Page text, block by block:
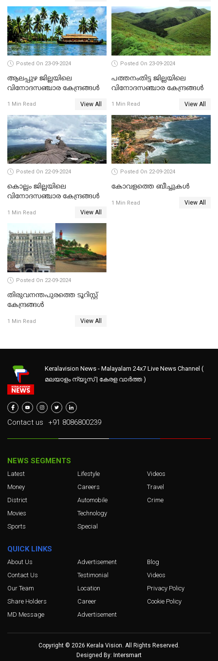
Posted On 23-09-2024
ആലപ്പുഴ ജില്ലയിലെ
വിനോദസഞ്ചാര കേന്ദ്രങ്ങൾ
1 Min Read View All
Posted On 23-09-2024
പത്തനംതിട്ട ജില്ലയിലെ
വിനോദസഞ്ചാര കേന്ദ്രങ്ങൾ
1 Min Read View All
Posted On 22-09-2024
കൊല്ലം ജില്ലയിലെ
വിനോദസഞ്ചാര കേന്ദ്രങ്ങൾ
1 Min Read View All
Posted On 22-09-2024
കോവളത്തെ ബീച്ചുകൾ
1 Min Read View All
Posted On 22-09-2024
തിരുവനന്തപുരത്തെ ടൂറിസ്റ്റ്
കേന്ദ്രങ്ങൾ
1 Min Read View All
Keralavision News - Malayalam 24x7 Live News Channel (
മലയാളം ന്യൂസ് | കേരള വാർത്ത )
Contact us +91 8086800239
NEWS SEGMENTS
Latest
Money
District
Movies
Sports
Lifestyle
Careers
Automobile
Technology
Special
Videos
Travel
Crime
QUICK LINKS
About Us
Contact Us
Our Team
Share Holders
MD Message
Advertisement
Testimonial
Location
Career
Advertisement
Blog
Videos
Privacy Policy
Cookie Policy
Copyright © 2026 Kerala Vision. All Rights Reserved.
Designed By: Intersmart